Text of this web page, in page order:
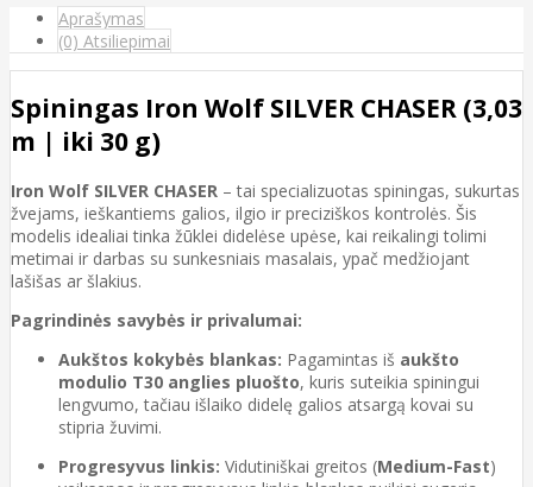
Aprašymas
(0) Atsiliepimai
Spiningas Iron Wolf SILVER CHASER (3,03
m | iki 30 g)
Iron Wolf SILVER CHASER – tai specializuotas spiningas, sukurtas
žvejams, ieškantiems galios, ilgio ir preciziškos kontrolės. Šis
modelis idealiai tinka žūklei didelėse upėse, kai reikalingi tolimi
metimai ir darbas su sunkesniais masalais, ypač medžiojant
lašišas ar šlakius.
Pagrindinės savybės ir privalumai:
Aukštos kokybės blankas: Pagamintas iš aukšto
modulio T30 anglies pluošto, kuris suteikia spiningui
lengvumo, tačiau išlaiko didelę galios atsargą kovai su
stipria žuvimi.
Progresyvus linkis: Vidutiniškai greitos (Medium-Fast)